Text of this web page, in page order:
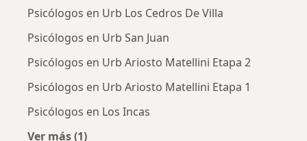
Psicólogos en Urb Los Cedros De Villa
Psicólogos en Urb San Juan
Psicólogos en Urb Ariosto Matellini Etapa 2
Psicólogos en Urb Ariosto Matellini Etapa 1
Psicólogos en Los Incas
Ver más (1)